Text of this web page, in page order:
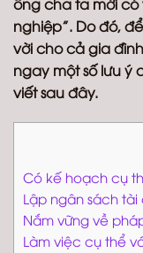
nghiệp”. Do đó,
vời cho cả gia
ngay một số lưu ý
viết sau đây.
Có kế hoạch cụ
Lập ngân sách
Nắm vững về
Làm việc cụ thể